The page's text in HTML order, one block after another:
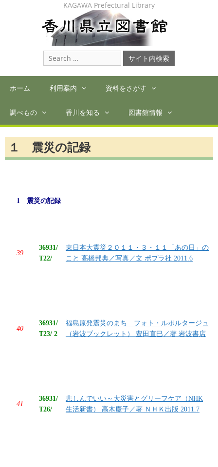
KAGAWA Prefectural Library
Search
for:
ホーム 利用案内 資料をさがす
調べもの 香川を知る 図書館情報
１ 震災の記録
1 震災の記録
39
36931/
T22/
東日本大震災２０１１・３・１１「あの日」の
こと 高橋邦典／写真／文 ポプラ社 2011.6
40
36931/
T23/ 2
福島原発震災のまち フォト・ルポルタージュ
（岩波ブックレット） 豊田直巳／著 岩波書店
41
36931/
T26/
悲しんでいい～大災害とグリーフケア（NHK
生活新書） 高木慶子／著 ＮＨＫ出版 2011.7